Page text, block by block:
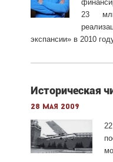
23
экспансии» в 2010
Историческая
28 мая 2009